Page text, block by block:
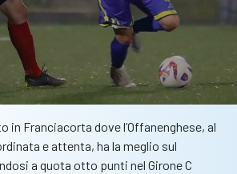
in Franciacorta dove l’Offanenghese, al
e attenta, ha la meglio sul
a quota otto punti nel Girone C